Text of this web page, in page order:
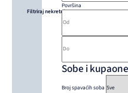
Filtriraj nekretnine
Površina
Sobe i kupaone
Broj spavaćih soba